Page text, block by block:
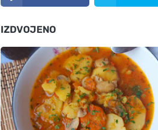
IZDVOJENO